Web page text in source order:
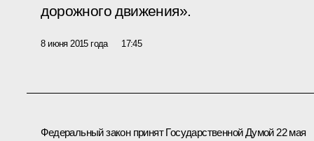
дорожного движения».
8 июня 2015 года 17:45
Федеральный закон принят Государственной Думой 22 мая